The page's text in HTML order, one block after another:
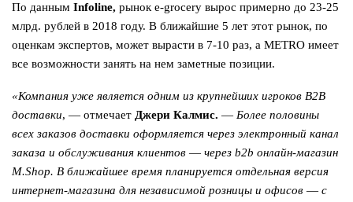
По данным Infoline, рынок e-grocery вырос примерно до 23-25
млрд. рублей в 2018 году. В ближайшие 5 лет этот рынок, по
оценкам экспертов, может вырасти в 7-10 раз, а METRO имеет
все возможности занять на нем заметные позиции.
«Компания уже является одним из крупнейших игроков B2B
доставки, ― отмечает Джери Калмис. ― Более половины
всех заказов доставки оформляется через электронный канал
заказа и обслуживания клиентов ― через b2b онлайн-магазин
M.Shop. В ближайшее время планируется отдельная версия
интернет-магазина для независимой розницы и офисов ― с